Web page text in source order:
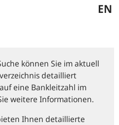
EN
können Sie im aktuell
detailliert
eine Bankleitzahl im
weitere Informationen.
Ihnen detaillierte